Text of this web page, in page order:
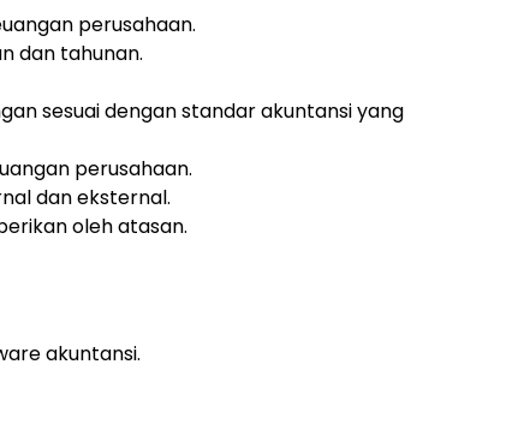
perusahaan.
dan tahunan.
sesuai dengan standar akuntansi yang
perusahaan.
dan eksternal.
oleh atasan.
akuntansi.